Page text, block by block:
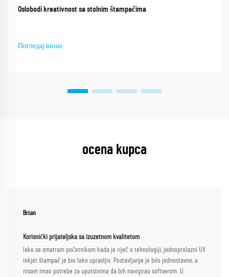
Oslobodi kreativnost sa stolnim štampačima
Погледај више
ocena kupca
Brian
Korisnički prijateljska sa izuzetnom kvalitetom
Iako se smatram početnikom kada je riječ o tehnologiji, jednoprolazni UV
inkjet štampač je bio lako upravljiv. Postavljanje je bilo jednostavno, a
nisam imao potrebe za uputstvima da bih navigirao softverom. U